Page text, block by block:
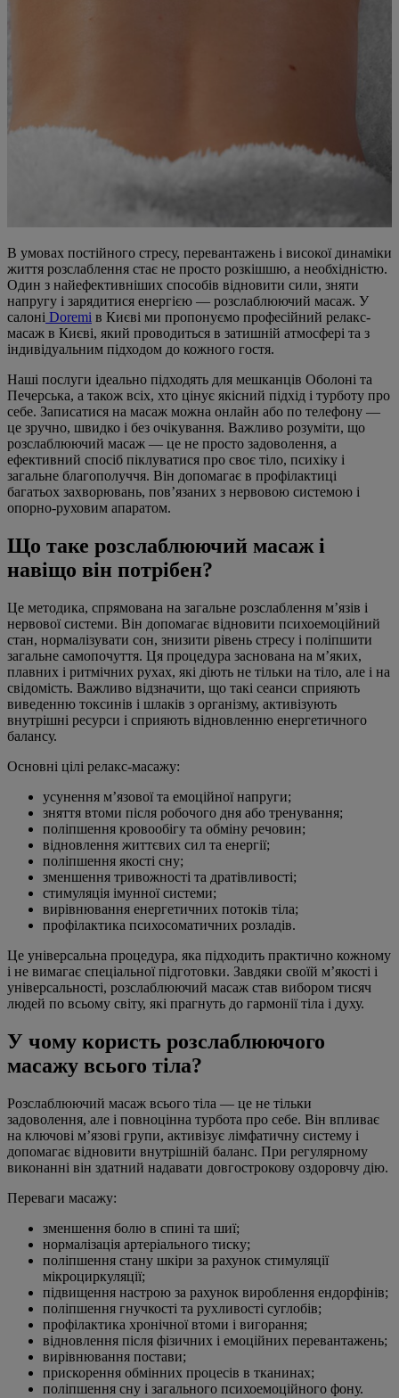
В умовах постійного стресу, перевантажень і високої динаміки
життя розслаблення стає не просто розкішшю, а необхідністю.
Один з найефективніших способів відновити сили, зняти
напругу і зарядитися енергією — розслаблюючий масаж. У
салоні Doremi в Києві ми пропонуємо професійний релакс-
масаж в Києві, який проводиться в затишній атмосфері та з
індивідуальним підходом до кожного гостя.
Наші послуги ідеально підходять для мешканців Оболоні та
Печерська, а також всіх, хто цінує якісний підхід і турботу про
себе. Записатися на масаж можна онлайн або по телефону —
це зручно, швидко і без очікування. Важливо розуміти, що
розслаблюючий масаж — це не просто задоволення, а
ефективний спосіб піклуватися про своє тіло, психіку і
загальне благополуччя. Він допомагає в профілактиці
багатьох захворювань, пов’язаних з нервовою системою і
опорно-руховим апаратом.
Що таке розслаблюючий масаж і
навіщо він потрібен?
Це методика, спрямована на загальне розслаблення м’язів і
нервової системи. Він допомагає відновити психоемоційний
стан, нормалізувати сон, знизити рівень стресу і поліпшити
загальне самопочуття. Ця процедура заснована на м’яких,
плавних і ритмічних рухах, які діють не тільки на тіло, але і на
свідомість. Важливо відзначити, що такі сеанси сприяють
виведенню токсинів і шлаків з організму, активізують
внутрішні ресурси і сприяють відновленню енергетичного
балансу.
Основні цілі релакс-масажу:
усунення м’язової та емоційної напруги;
зняття втоми після робочого дня або тренування;
поліпшення кровообігу та обміну речовин;
відновлення життєвих сил та енергії;
поліпшення якості сну;
зменшення тривожності та дратівливості;
стимуляція імунної системи;
вирівнювання енергетичних потоків тіла;
профілактика психосоматичних розладів.
Це універсальна процедура, яка підходить практично кожному
і не вимагає спеціальної підготовки. Завдяки своїй м’якості і
універсальності, розслаблюючий масаж став вибором тисяч
людей по всьому світу, які прагнуть до гармонії тіла і духу.
У чому користь розслаблюючого
масажу всього тіла?
Розслаблюючий масаж всього тіла — це не тільки
задоволення, але і повноцінна турбота про себе. Він впливає
на ключові м’язові групи, активізує лімфатичну систему і
допомагає відновити внутрішній баланс. При регулярному
виконанні він здатний надавати довгострокову оздоровчу дію.
Переваги масажу:
зменшення болю в спині та шиї;
нормалізація артеріального тиску;
поліпшення стану шкіри за рахунок стимуляції
мікроциркуляції;
підвищення настрою за рахунок вироблення ендорфінів;
поліпшення гнучкості та рухливості суглобів;
профілактика хронічної втоми і вигорання;
відновлення після фізичних і емоційних перевантажень;
вирівнювання постави;
прискорення обмінних процесів в тканинах;
поліпшення сну і загального психоемоційного фону.